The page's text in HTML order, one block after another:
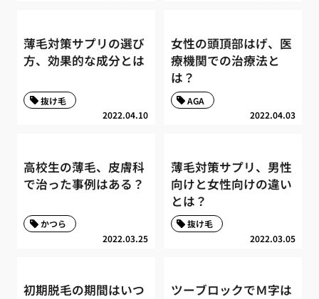
薄毛対策サプリの選び
方、効果的な成分とは
2022.04.10
抜け毛
女性の頭頂部はげ、医
療機関での治療法と
は？
2022.04.03
AGA
高校生の薄毛、皮膚科
で治った事例はある？
2022.03.25
かつら
薄毛対策サプリ、男性
向けと女性向けの違い
とは？
2022.03.05
抜け毛
初期脱毛の期間はいつ
ツーブロックでＭ字は